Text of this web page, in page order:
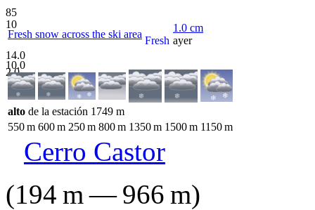
85
10
Fresh snow across the ski area
Fresh
1.0 cm
ayer
14.0
10.0
2.0
alto de la estación 1749 m
550m 600m 250m 800m 1350m 1500m 1150m
Cerro Castor
(194 m—966 m)